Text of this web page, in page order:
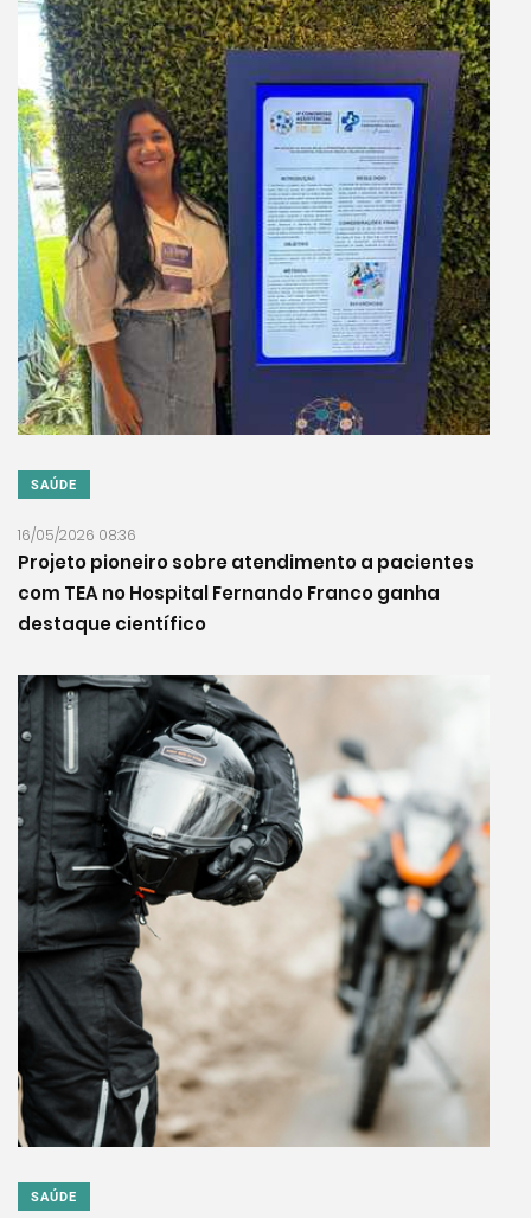
SAÚDE
16/05/2026 08:36
Projeto pioneiro sobre atendimento a pacientes
com TEA no Hospital Fernando Franco ganha
destaque científico
SAÚDE